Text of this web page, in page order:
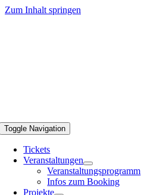
Zum Inhalt springen
Toggle Navigation
Tickets
Veranstaltungen
Veranstaltungsprogramm
Infos zum Booking
Projekte